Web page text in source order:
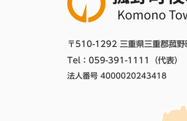
〒510-1292 三重県三重郡菰
Tel：059-391-1111（代表）
法人番号 4000020243418